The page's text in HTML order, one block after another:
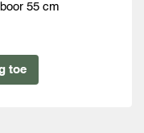
55 cm
toe